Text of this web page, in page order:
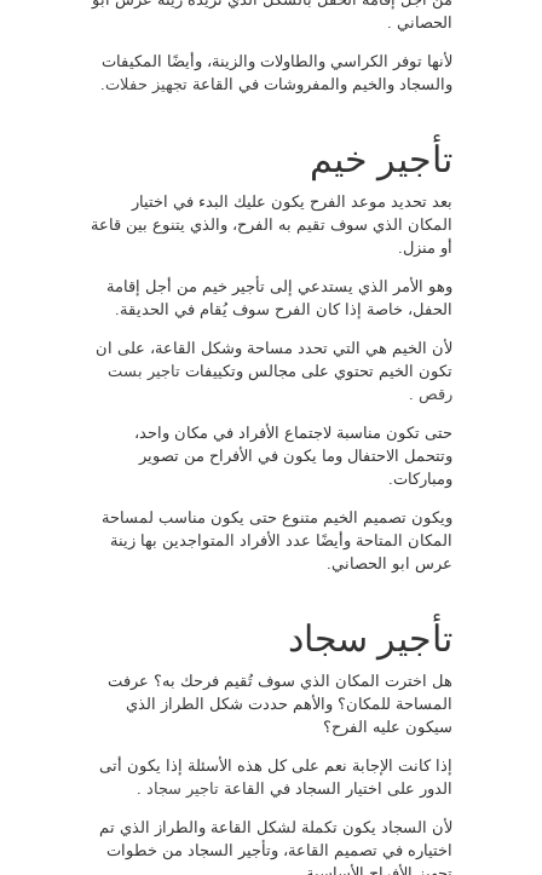
الحصاني .
لأنها توفر الكراسي والطاولات والزينة، وأيضًا المكيفات
والسجاد والخيم والمفروشات في القاعة تجهيز حفلات
تأجير خيم
بعد تحديد موعد الفرح يكون عليك البدء في اختيار
المكان الذي سوف تقيم به الفرح، والذي يتنوع بين قاعة
أو منزل.
وهو الأمر الذي يستدعي إلى تأجير خيم من أجل إقامة
الحفل، خاصة إذا كان الفرح سوف يُقام في الحديقة.
لأن الخيم هي التي تحدد مساحة وشكل القاعة، على ان
تكون الخيم تحتوي على مجالس وتكييفات تاجير بست
رقص
حتى تكون مناسبة لاجتماع الأفراد في مكان واحد،
وتتحمل الاحتفال وما يكون في الأفراح من تصوير
ومباركات.
ويكون تصميم الخيم متنوع حتى يكون مناسب لمساحة
المكان المتاحة وأيضًا عدد الأفراد المتواجدين بها زينة
عرس ابو الحصاني.
تأجير سجاد
هل اخترت المكان الذي سوف تُقيم فرحك به؟ عرفت
المساحة للمكان؟ والأهم حددت شكل الطراز الذي
سيكون عليه الفرح؟
إذا كانت الإجابة نعم على كل هذه الأسئلة إذا يكون أتى
الدور على اختيار السجاد في القاعة تاجير سجاد
لأن السجاد يكون تكملة لشكل القاعة والطراز الذي تم
اختياره في تصميم القاعة، وتأجير السجاد من خطوات